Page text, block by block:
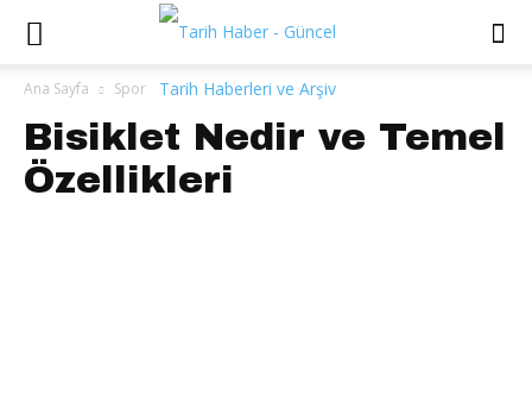
Ana Sayfa Spor
Bisiklet Nedir ve Temel
Özellikleri